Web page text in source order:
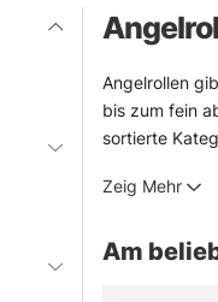
Angelrollen
bis zum fein
sortierte
Stärken dort
Die Auswahl
Zeig Mehr
Am